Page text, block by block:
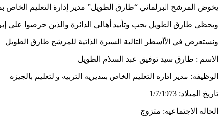
يخوض المرشح البرلماني “طارق الطويل” مدير إدارة التعليم الخاص بمديرية التربية
ويحظى طارق الطويل بحب وتأييد أهالي الدائرة والذين حرصوا على
ونستعرض في الأأسطر التالية السيرة الذاتية للمرشح طارق الطويل
الاسم : طارق سيد توفيق عبد السلام الطويل
الوظيفه: مدير اداره التعليم الخاص بمديريه التربيه والتعليم بالجيزه
تاريخ الميلاد: 1/7/1973
الحاله الاجتماعيه: متزوج